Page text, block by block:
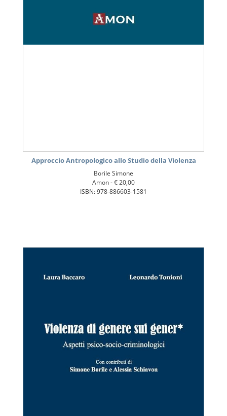
Approccio Antropologico allo Studio della Violenza
Borile Simone
Amon -€ 20,00
ISBN: 978-886603-1581